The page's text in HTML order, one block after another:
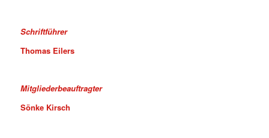
Schriftführer
Thomas Eilers
Mitgliederbeauftragter
Sönke Kirsch